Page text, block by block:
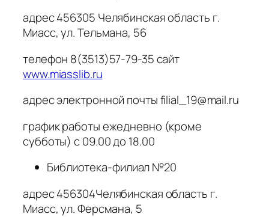
адрес 456305 Челябинская область г.
Миасс, ул. Тельмана, 56
телефон 8(3513)57-79-35 сайт
www.miasslib.ru
адрес электронной почты filial_19@mail.ru
график работы ежедневно (кроме
субботы) с 09.00 до 18.00
Библиотека-филиал №20
адрес 456304Челябинская область г.
Миасс, ул. Ферсмана, 5